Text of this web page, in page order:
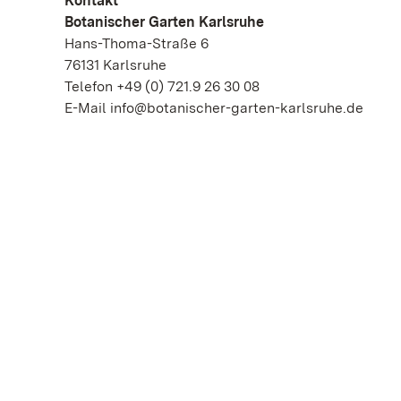
Botanischer Garten Karlsruhe
Hans-Thoma-Straße 6
76131 Karlsruhe
Telefon +49 (0) 721.9 26 30 08
E-Mail info@botanischer-garten-karlsruhe.de